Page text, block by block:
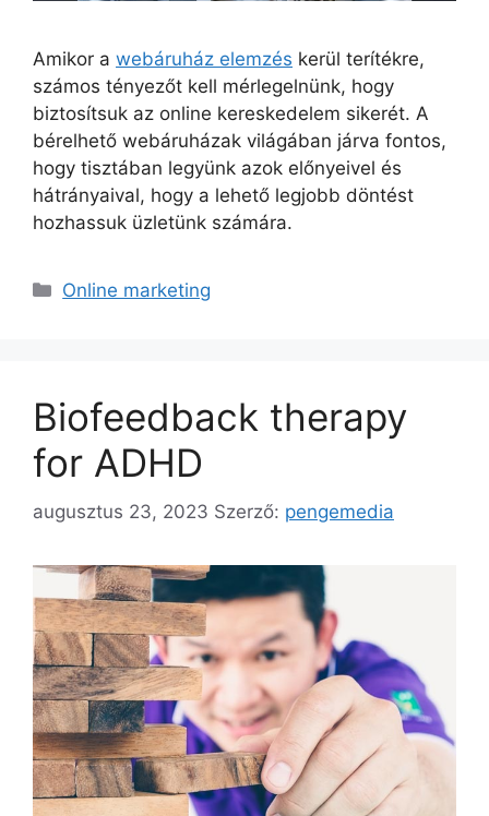
Amikor a webáruház elemzés kerül terítékre,
számos tényezőt kell mérlegelnünk, hogy
biztosítsuk az online kereskedelem sikerét. A
bérelhető webáruházak világában járva fontos,
hogy tisztában legyünk azok előnyeivel és
hátrányaival, hogy a lehető legjobb döntést
hozhassuk üzletünk számára.
Kategória
Online marketing
Biofeedback therapy
for ADHD
augusztus 23, 2023 Szerző: pengemedia